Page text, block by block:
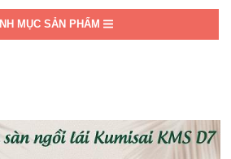
MỤC SẢN PHẨM